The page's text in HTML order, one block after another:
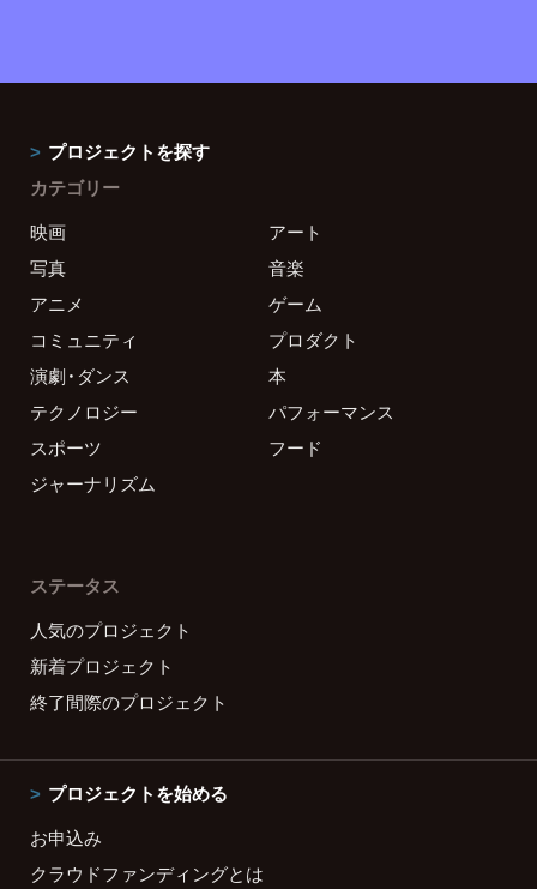
プロジェクトを探す
カテゴリー
映画
アート
写真
音楽
アニメ
ゲーム
コミュニティ
プロダクト
演劇・ダンス
本
テクノロジー
パフォーマンス
スポーツ
フード
ジャーナリズム
ステータス
人気のプロジェクト
新着プロジェクト
終了間際のプロジェクト
プロジェクトを始める
お申込み
クラウドファンディングとは